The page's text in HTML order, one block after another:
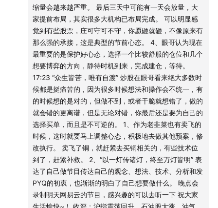
7、14：18
“没有量就不要追，还是记得低吸高抛，基本面没有改变的情
况下仓位就不要太高。
石油的博弈是为了周末谈判，目前贵金属仍然属于震荡期，
长线的逻辑是可以买，但不要占比太高，不急”
大盘
1、结构：今天走的非常强，比想象中强多了。
低开，开盘大杀，但慢慢企稳。
2、科技线和贵金属早上跌的很厉害，但后来有反拉，眼哥觉
得警报还未解除。
大家不要想的太好，因为今天量能太低，沪深两市成交额约
2.15万亿元。
止盈逻辑
光纤昨天盈利47%，计划50%止盈，昨天大跌，今天回包，
缩量会越来越严重。 最后三天中可能有一天会放量，大
家提前布局，其实很多大机构已布局完成。 可以明显感
觉到有些股票，庄可守可不守，你愿砸就砸，不像原来有
那么强的承接，这是典型的节前心态。 4、眼哥认为现在
最重要的是保护好心态，选择一个比较舒服的仓位和几个
想要博弈的方向，静待时机到来，完成建仓，等待。
17:23 “众生皆苦，唯有自渡” 炒股在眼哥看来绝大多数时
候都是挺痛苦的，因为很多时候想法和操作会不统一，有
的时候想的是对的，但做不到，或者干脆就想错了，做的
就会错的更离谱，但是无论对错，你最后还是要为自己的
选择买单，而且是不可逆的。 1、作为老韭菜也有卖飞的
时候，这时就要马上调整心态，积极地去做其他预案，修
改执行。 卖飞了铜，就赶紧去买铜相关的，有些技术位
到了，赶紧补救。 2、“以一灯传诸灯，终至万灯皆明” 表
达了自己做节目传达自己的观念、想法、技术、分析和发
PYQ的初衷，也渐渐的明白了自己想要做什么。 晚点会
录制明天网易云的节目，感兴趣的可以去听一下 祝大家
生活愉快~！ 收评：沪指震荡回升，石油股大涨，油气、